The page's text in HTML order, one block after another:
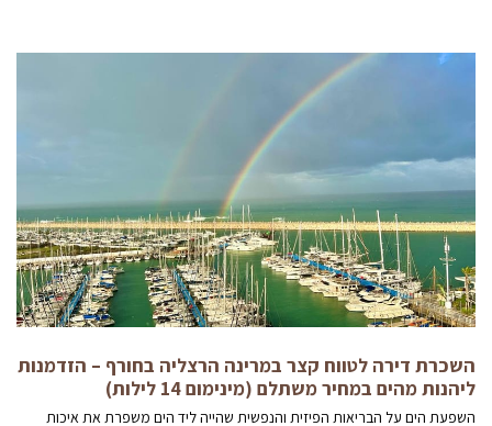
השכרת דירה לטווח קצר במרינה הרצליה בחורף – הזדמנות
ליהנות מהים במחיר משתלם (מינימום 14 לילות)
השפעת הים על הבריאות הפיזית והנפשית שהייה ליד הים משפרת את איכות